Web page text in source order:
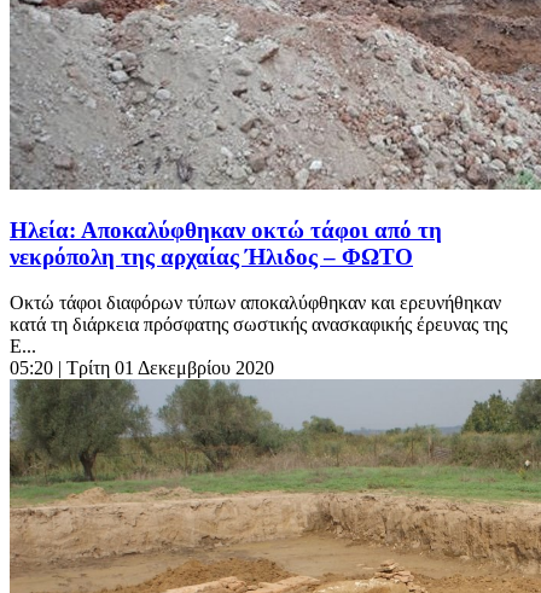
Ηλεία: Αποκαλύφθηκαν οκτώ τάφοι από τη
νεκρόπολη της αρχαίας Ήλιδος – ΦΩΤΟ
Οκτώ τάφοι διαφόρων τύπων αποκαλύφθηκαν και ερευνήθηκαν
κατά τη διάρκεια πρόσφατης σωστικής ανασκαφικής έρευνας της
Ε...
05:20 | Τρίτη 01 Δεκεμβρίου 2020